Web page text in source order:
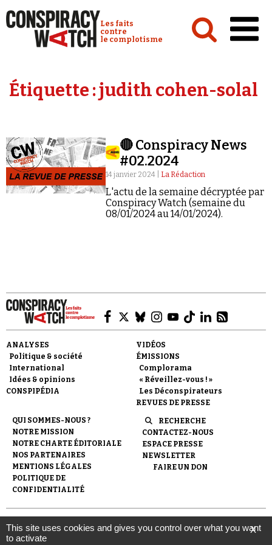
Conspiracy Watch :
Les faits
contre
le complotisme
Analyses
Vidéos
Émissions
Revues de presse
Faire un don
Demander à Vera
Étiquette :judith cohen-solal
🔴 Conspiracy News
#02.2024
14 janvier 2024 | La Rédaction
L'actu de la semaine décryptée par
Conspiracy Watch (semaine du
08/01/2024 au 14/01/2024).
ANALYSES
Politique & société
International
Idées & opinions
CONSPIPÉDIA
VIDÉOS
ÉMISSIONS
Complorama
« Réveillez-vous ! »
Les Déconspirateurs
REVUES DE PRESSE
QUI SOMMES-NOUS ?
NOTRE MISSION
NOTRE CHARTE ÉDITORIALE
NOS PARTENAIRES
MENTIONS LÉGALES
POLITIQUE DE
CONFIDENTIALITÉ
RECHERCHE
CONTACTEZ-NOUS
ESPACE PRESSE
NEWSLETTER
FAIRE UN DON
© 2007- 2026 Conspiracy Watch | Une réalisation de
l'Observatoire du conspirationnisme (association loi de 1901) avec
le soutien de la Fondation pour la Mémoire de la Shoah.
X
This site uses cookies and gives you control over what you want
to activate